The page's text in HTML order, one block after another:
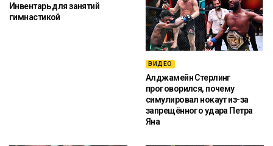
Инвентарь для занятий
гимнастикой
ВИДЕО
Алджамейн Стерлинг
проговорился, почему
симулировал нокаут из-за
запрещённого удара Петра
Яна